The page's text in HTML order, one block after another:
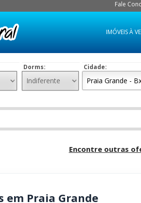
Fale
IMÓVEIS À
Dorms: Cidade:
Encontre outras
Praia Grande